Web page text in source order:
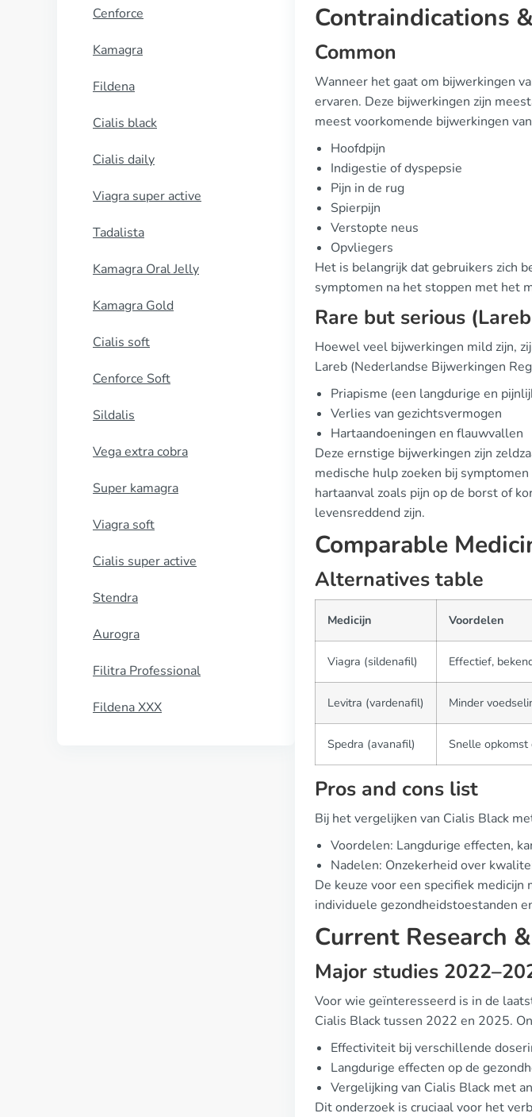
Cenforce
Kamagra
Fildena
Cialis black
Cialis daily
Viagra super active
Tadalista
Kamagra Oral Jelly
Kamagra Gold
Cialis soft
Cenforce Soft
Sildalis
Vega extra cobra
Super kamagra
Viagra soft
Cialis super active
Stendra
Aurogra
Filitra Professional
Fildena XXX
Contraindications
Common
Wanneer het gaat om bijwerkingen
ervaren. Deze bijwerkingen zijn
meest voorkomende bijwerkingen
Hoofdpijn
Indigestie of dyspepsie
Pijn in de rug
Spierpijn
Verstopte neus
Opvliegers
Het is belangrijk dat gebruikers zich
symptomen na het stoppen met het
Rare but serious
Hoewel veel bijwerkingen mild zijn,
Lareb (Nederlandse Bijwerkingen
Priapisme (een langdurige en
Verlies van gezichtsvermogen
Hartaandoeningen en flauwvallen
Deze ernstige bijwerkingen zijn
medische hulp zoeken bij
hartaanval zoals pijn op de borst of
levensreddend zijn.
Comparable
Alternatives table
Medicijn Voordelen
Viagra (sildenafil) Effectief,
Levitra (vardenafil) Minder
Spedra (avanafil) Snelle opkomst
Pros and cons list
Bij het vergelijken van Cialis Black
Voordelen: Langdurige effecten,
Nadelen: Onzekerheid over
De keuze voor een specifiek
individuele gezondheidstoestanden
Current Research
Major studies
Voor wie geïnteresseerd is in de
Cialis Black tussen 2022 en 2025.
Effectiviteit bij verschillende
Langdurige effecten op de
Vergelijking van Cialis Black met
Dit onderzoek is cruciaal voor het